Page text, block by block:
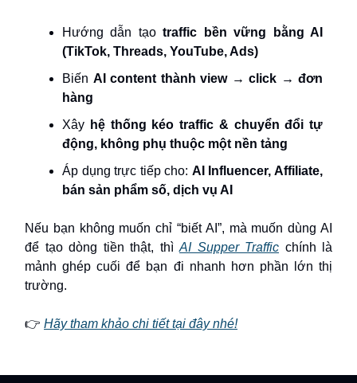
Hướng dẫn tạotraffic bền vững bằng AI
(TikTok, Threads, YouTube, Ads)
Biến AI content thành view → click → đơn
hàng
Xây hệ thống kéo traffic & chuyển đổi tự
động, không phụ thuộc một nền tảng
Áp dụng trực tiếp cho: AI Influencer, Affiliate,
bán sản phẩm số, dịch vụ AI
Nếu bạn không muốn chỉ “biết AI”, mà muốn dùng AI
để tạo dòng tiền thật, thì AI Supper Traffic chính là
mảnh ghép cuối để bạn đi nhanh hơn phần lớn thị
trường.
👉 Hãy tham khảo chi tiết tại đây nhé!